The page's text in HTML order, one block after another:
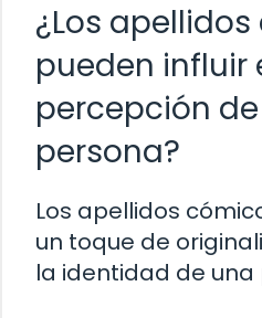
¿Los
pueden influir
percepción
persona?
Los apellidos
un toque de
la identidad de una